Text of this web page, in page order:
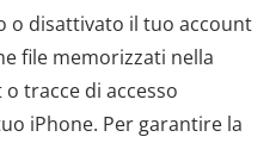
o disattivato il tuo account
file memorizzati nella
tracce di accesso
iPhone. Per garantire la